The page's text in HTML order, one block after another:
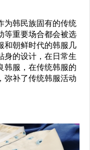
为韩民族固有的传统
等重要场合都会被选
和朝鲜时代的韩服几
身的设计，在日常生
韩服，在传统韩服的
弥补了传统韩服活动